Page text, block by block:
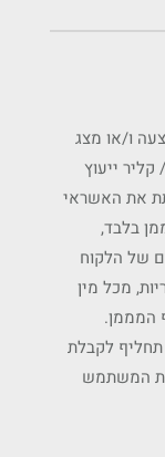
ו/או מצג
ייעוץ
את האשראי
בלבד,
של הלקוח
מכל מין
המממן.
תחליף לקבלת
המשתמש